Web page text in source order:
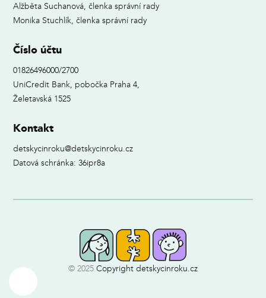
Alžběta Suchanová, členka správní rady
Monika Stuchlík, členka správní rady
Číslo účtu
01826496000/2700
UniCredit Bank, pobočka Praha 4,
Želetavská 1525
Kontakt
detskycinroku@detskycinroku.cz
Datová schránka: 36ipr8a
© 2025 Copyright detskycinroku.cz